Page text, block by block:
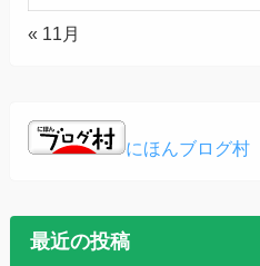
« 11月
にほんブログ村
最近の投稿